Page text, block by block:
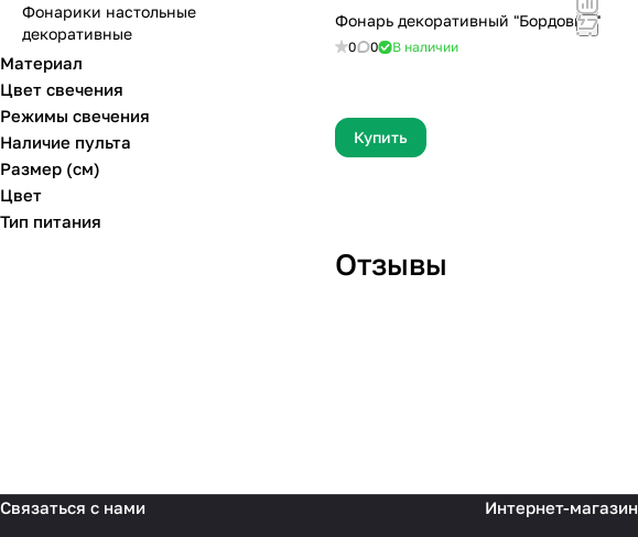
Фонарь декоративный "Бордовый"
0 0 В наличии
Купить
Отзывы
Фонарики настольные
декоративные
Материал
Цвет свечения
Режимы свечения
Наличие пульта
Размер (см)
Цвет
Тип питания
Связаться с нами Интернет-магазин